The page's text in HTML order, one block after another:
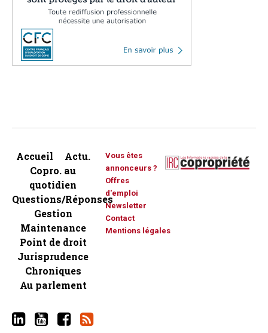
Accueil
Actu.
Copro. au
quotidien
Questions/Réponses
Gestion
Maintenance
Point de droit
Jurisprudence
Chroniques
Au parlement
Vous êtes
annonceurs ?
Offres
d'emploi
Newsletter
Contact
Mentions légales